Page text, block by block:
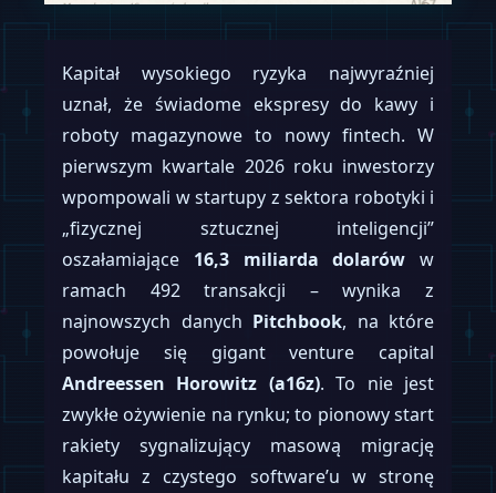
Kapitał wysokiego ryzyka najwyraźniej
uznał, że świadome ekspresy do kawy i
roboty magazynowe to nowy fintech. W
pierwszym kwartale 2026 roku inwestorzy
wpompowali w startupy z sektora robotyki i
„fizycznej sztucznej inteligencji”
oszałamiające 16,3 miliarda dolarów w
ramach 492 transakcji – wynika z
najnowszych danych Pitchbook, na które
powołuje się gigant venture capital
Andreessen Horowitz (a16z). To nie jest
zwykłe ożywienie na rynku; to pionowy start
rakiety sygnalizujący masową migrację
kapitału z czystego software’u w stronę